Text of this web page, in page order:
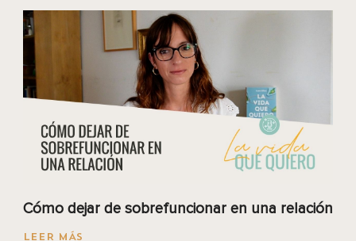
Cómo dejar de sobrefuncionar en una relación
LEER MÁS